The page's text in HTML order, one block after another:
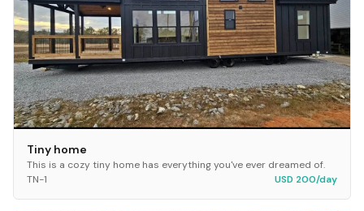
Tiny home
This is a cozy tiny home has everything you've ever dreamed of.
TN-1
USD 200/day